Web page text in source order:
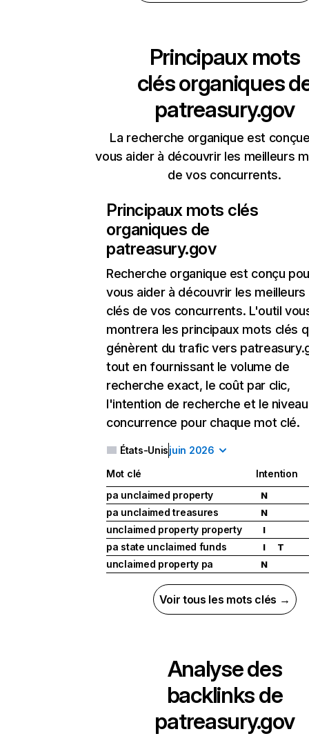
Principaux mots
clés organiques
patreasury.gov
La recherche organique est
vous aider à découvrir les meilleurs
de vos concurrents.
Principaux mots clés
organiques de
patreasury.gov
Recherche organique est conçu
vous aider à découvrir les
clés de vos concurrents. L'outil
montrera les principaux mots clés
génèrent du trafic vers
tout en fournissant le volume de
recherche exact, le coût par clic,
l'intention de recherche et le
concurrence pour chaque mot clé.
États-Unisjuin 2026
Mot clé
Intention
pa unclaimed property
N
pa unclaimed treasures N
unclaimed property property I
pa state unclaimed funds I T
unclaimed property pa N
Voir tous les mots clés →
Analyse des
backlinks de
patreasury.gov